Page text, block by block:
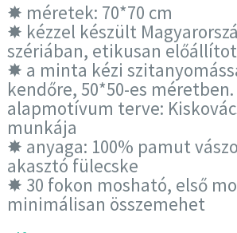
✸ méretek: 70*70 cm
✸ kézzel készült
szériában, etikusan
✸ a minta kézi
kendőre, 50*50-es méretben.
alapmotívum terve:
munkája
✸ anyaga: 100% pamut
akasztó fülecske
✸ 30 fokon mosható, első
minimálisan összemehet